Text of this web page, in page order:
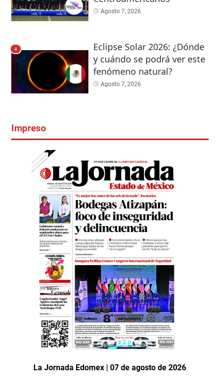
Agosto 7, 2026
4
Eclipse Solar 2026: ¿Dónde
y cuándo se podrá ver este
fenómeno natural?
Agosto 7, 2026
Impreso
La Jornada Edomex | 07 de agosto de 2026